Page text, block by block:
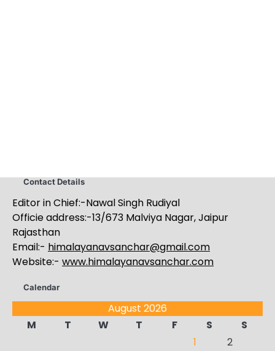
Contact Details
Editor in Chief:-Nawal Singh Rudiyal
Officie address:-13/673 Malviya Nagar, Jaipur
Rajasthan
Email:- himalayanavsanchar@gmail.com
Website:- www.himalayanavsanchar.com
Calendar
August 2026
M
T W T F S
S
1
2